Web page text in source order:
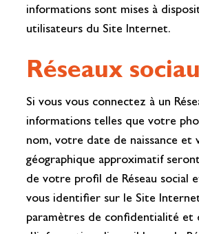
informations sont mises à
utilisateurs du Site Internet.
Réseaux
Si vous vous connectez à un
informations telles que votre
nom, votre date de naissance et
géographique approximatif
de votre profil de Réseau social
vous identifier sur le Site
paramètres de confidentialité et